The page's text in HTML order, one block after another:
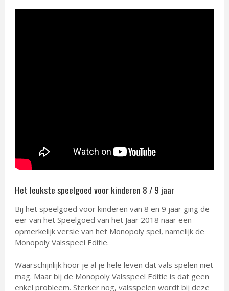
Het leukste speelgoed voor kinderen 8 / 9 jaar
Bij het speelgoed voor kinderen van 8 en 9 jaar ging de
eer van het Speelgoed van het Jaar 2018 naar een
opmerkelijk versie van het Monopoly spel, namelijk de
Monopoly Valsspeel Editie.
Waarschijnlijk hoor je al je hele leven dat vals spelen niet
mag. Maar bij de Monopoly Valsspeel Editie is dat geen
enkel probleem. Sterker nog, valsspelen wordt bij deze